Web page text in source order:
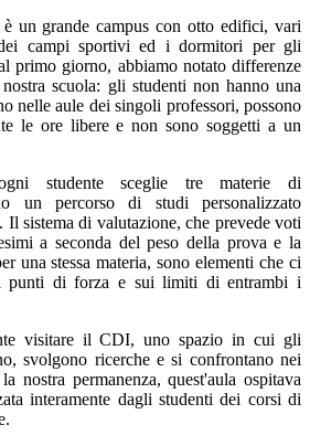
un grande campus con otto edifici, vari
campi sportivi ed i dormitori per gli
primo giorno, abbiamo notato differenze
scuola: gli studenti non hanno una
nelle aule dei singoli professori, possono
le ore libere e non sono soggetti a un
studente sceglie tre materie di
un percorso di studi personalizzato
Il sistema di valutazione, che prevede voti
a seconda del peso della prova e la
una stessa materia, sono elementi che ci
punti di forza e sui limiti di entrambi i
visitare il CDI, uno spazio in cui gli
svolgono ricerche e si confrontano nei
nostra permanenza, quest'aula ospitava
interamente dagli studenti dei corsi di